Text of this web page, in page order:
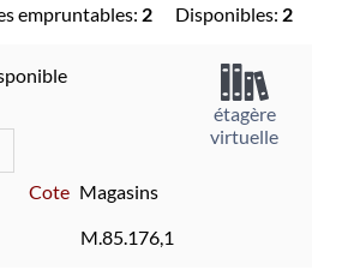
empruntables: 2 Disponibles: 2
Cote Magasins
M.85.176,1
étagère
virtuelle